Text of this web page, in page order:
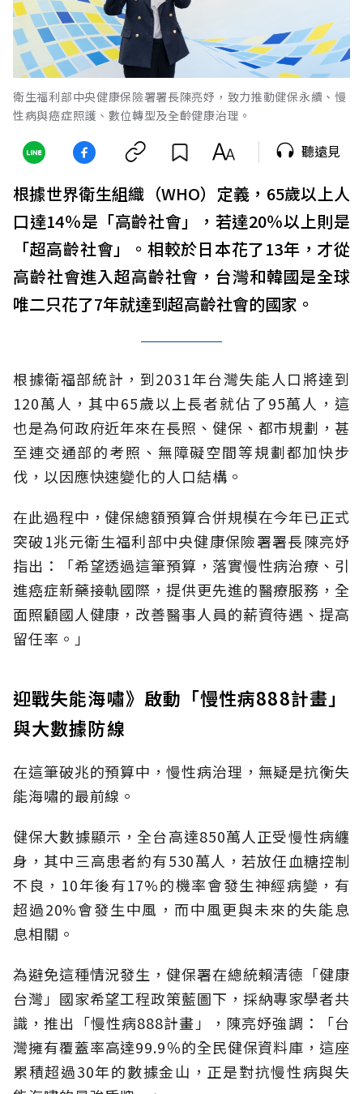
衛生福利部中央健康保險署署長陳亮妤，致力推動健保永續、慢
性病與癌症照護、數位轉型及全齡健康治理。
聽遠見
根據世界衛生組織（WHO）定義，65歲以上人
口達14％是「高齡社會」，若達20％以上則是
「超高齡社會」。相較於日本花了13年，才從
高齡社會進入超高齡社會，台灣和韓國是全球
唯二只花了7年就達到超高齡社會的國家。
根據衛福部統計，到2031年台灣失能人口將達到
120萬人，其中65歲以上長者就佔了95萬人，這
也是為何政府近年來在長照、健保、都市規劃，甚
至連交通部的考照、無障礙空間等規劃都加快步
伐，以因應快速變化的人口結構。
在此過程中，健保總額預算合併規模在今年已正式
突破1兆元衛生福利部中央健康保險署署長陳亮妤
指出：「希望透過這筆預算，落實慢性病治療、引
進癌症新藥接軌國際，提供更先進的醫療服務，全
面照顧國人健康，改善醫事人員的薪資待遇、提高
留任率。」
迎戰失能海嘯》啟動「慢性病888計畫」
與大數據防線
在這筆破兆的預算中，慢性病治理，無疑是抗衡失
能海嘯的最前線。
健保大數據顯示，全台高達850萬人正受慢性病纏
身，其中三高患者約有530萬人，若放任血糖控制
不良，10年後有17%的機率會發生神經病變，有
超過20%會發生中風，而中風更與未來的失能息
息相關。
為避免這種情況發生，健保署在總統賴清德「健康
台灣」國家希望工程政策藍圖下，採納專家學者共
識，推出「慢性病888計畫」，陳亮妤強調：「台
灣擁有覆蓋率高達99.9％的全民健保資料庫，這座
累積超過30年的數據金山，正是對抗慢性病與失